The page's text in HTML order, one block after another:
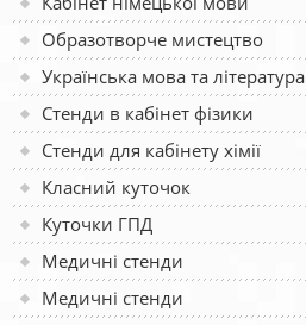
Образотворче мистецтво
Українська мова та література
Стенди в кабінет фізики
Стенди для кабінету хімії
Класний куточок
Куточки ГПД
Медичні стенди
Медичні стенди